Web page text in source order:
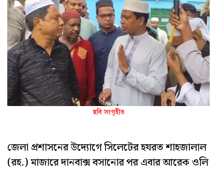
ছবি সংগৃহীত
জেলা প্রশাসনের উদ্যোগে সিলেটের হযরত শাহজালাল
(রহ.) মাজারে দানবাক্স বসানোর পর এবার আরেক ওলি